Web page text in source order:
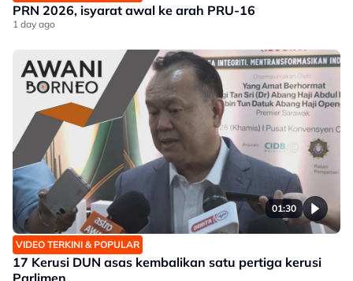
PRN 2026, isyarat awal ke arah PRU-16
1 day ago
01:30
VIDEO TERKINI & POPULAR
17 Kerusi DUN asas kembalikan satu pertiga kerusi